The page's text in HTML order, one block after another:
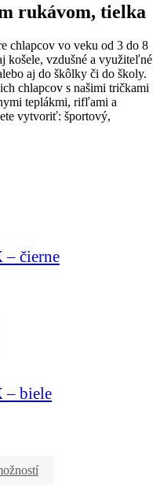
rukávom, tielka
chlapcov vo veku od 3 do 8
košele, vzdušné a využiteľné
aj do škôlky či do školy.
chlapcov s našimi tričkami
teplákmi, rifľami a
vytvoriť: športový,
– čierne
– biele